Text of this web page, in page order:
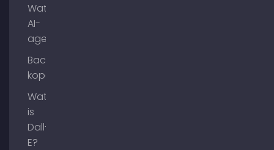
Wat zijn
AI-
agenten?
Backlinks
kopen
Wat
is
Dall-
E?